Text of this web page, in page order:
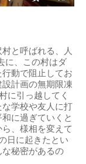
と呼ばれる、人
に、この村はダ
動で阻止してお
計画の無期限凍
に引っ越してく
学校や友人に打
に過ぎていくと
、様相を変えて
日に起きたとい
秘密があるの